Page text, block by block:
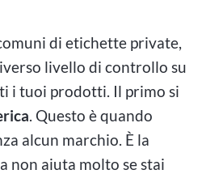
di etichette private,
livello di controllo su
i tuoi prodotti. Il primo si
. Questo è quando
alcun marchio. È la
non aiuta molto se stai